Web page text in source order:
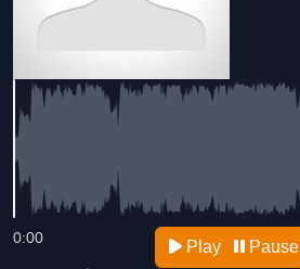
0:00 Play Pause